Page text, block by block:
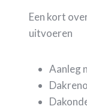
Een kort
uitvoeren
Aanleg